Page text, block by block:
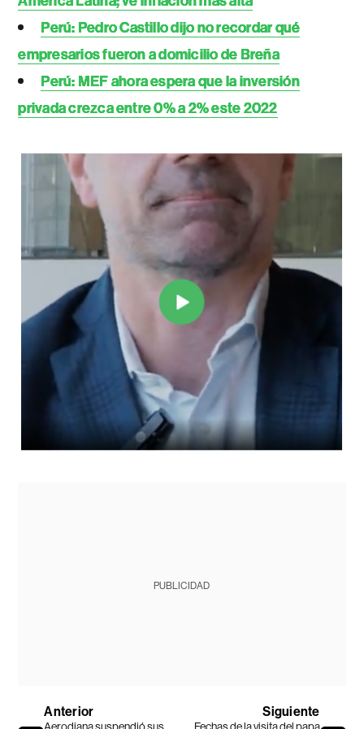
Perú: Pedro Castillo dijo no recordar qué
empresarios fueron a domicilio de Breña
Perú: MEF ahora espera que la inversión
privada crezca entre 0% a 2% este 2022
PUBLICIDAD
Anterior
Aerodiana suspendió sus
Siguiente
Fechas de la visita del papa